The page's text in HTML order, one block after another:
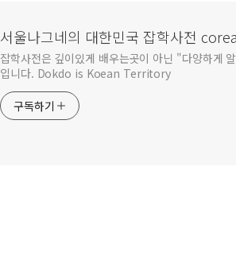
서울나그네의 대한민국 잡학사전
잡학사전은 깊이있게 배우는곳이 아닌 "다양하게
입니다. Dokdo is Koean Territory
구독하기